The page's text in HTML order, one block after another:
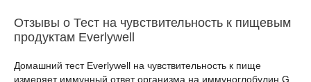
Отзывы о Тест на чувствительность к пищевым
продуктам Everlywell
Домашний тест Everlywell на чувствительность к пище
измеряет иммунный ответ организма на иммуноглобулин G